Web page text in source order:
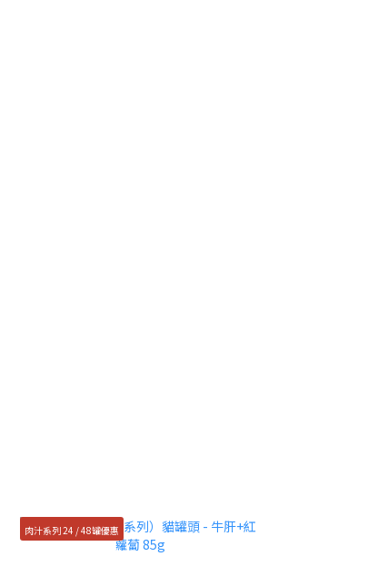
肉汁系列 24 / 48罐優惠